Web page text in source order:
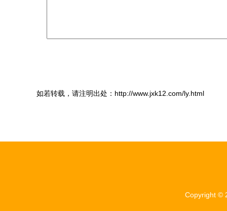
如若转载，请注明出处：http://www.jxk12.com/ly.html
Copyright ©